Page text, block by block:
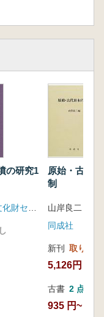
の研究1
原始・古代
制
山岸良二 編
同成社
新刊 取り寄せ
5,126円
古書 2 点
935 円~